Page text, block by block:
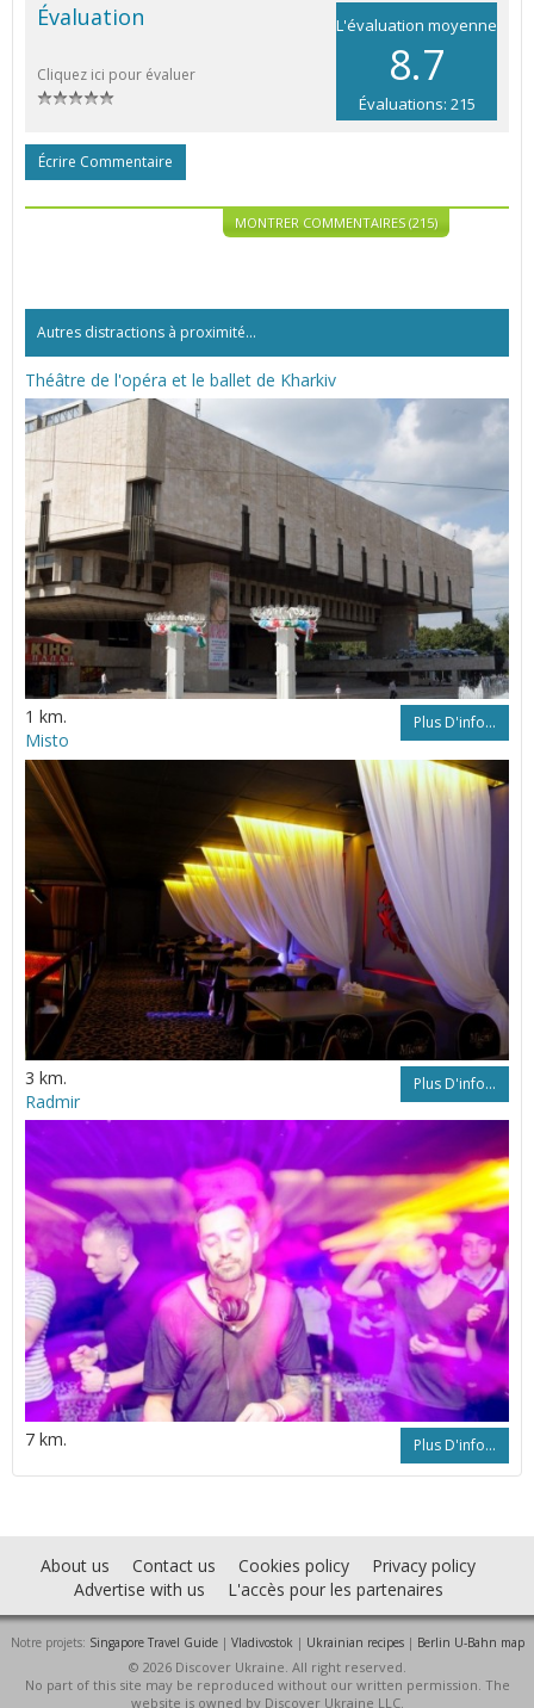
L'évaluation moyenne
8.7
Évaluations: 215
Évaluation
Cliquez ici pour évaluer
Écrire Commentaire
MONTRER COMMENTAIRES (215)
Autres distractions à proximité...
Théâtre de l'opéra et le ballet de Kharkiv
1 km. Plus D'info...
Misto
3 km. Plus D'info...
Radmir
7 km. Plus D'info...
About us Contact us Cookies policy
Privacy policy
Advertise with us
L'accès pour les partenaires
Notre projets: Singapore Travel Guide| Vladivostok | Ukrainian recipes| Berlin U-Bahn map
© 2026 Discover Ukraine. All right reserved.
No part of this site may be reproduced without our written permission. The
website is owned by Discover Ukraine LLC.